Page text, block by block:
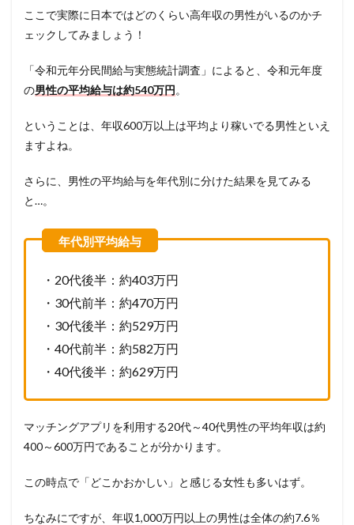
ここで実際に日本ではどのくらい高年収の男性がいるのかチ
ェックしてみましょう！
「令和元年分民間給与実態統計調査」によると、令和元年度
の男性の平均給与は約540万円。
ということは、年収600万以上は平均より稼いでる男性といえ
ますよね。
さらに、男性の平均給与を年代別に分けた結果を見てみる
と…。
・20代後半：約403万円
・30代前半：約470万円
・30代後半：約529万円
・40代前半：約582万円
・40代後半：約629万円
マッチングアプリを利用する20代～40代男性の平均年収は約
400～600万円であることが分かります。
この時点で「どこかおかしい」と感じる女性も多いはず。
ちなみにですが、年収1,000万円以上の男性は全体の約7.6％